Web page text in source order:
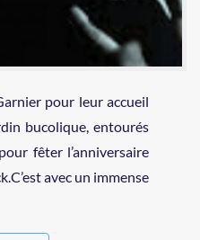
pour leur accueil
bucolique, entourés
fêter l’anniversaire
avec un immense